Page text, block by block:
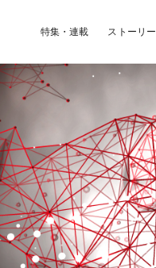
特集・連載 ストーリー